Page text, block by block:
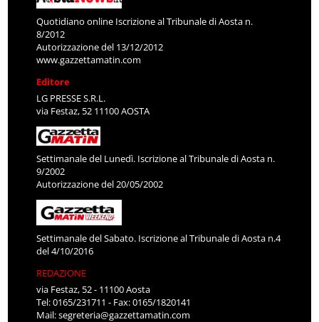
Quotidiano online Iscrizione al Tribunale di Aosta n.
8/2012
Autorizzazione del 13/12/2012
www.gazzettamatin.com
Editore
LG PRESSE S.R.L.
via Festaz, 52 11100 AOSTA
Settimanale del Lunedì. Iscrizione al Tribunale di Aosta n.
9/2002
Autorizzazione del 20/05/2002
Settimanale del Sabato. Iscrizione al Tribunale di Aosta n.4
del 4/10/2016
REDAZIONE
via Festaz, 52 - 11100 Aosta
Tel: 0165/231711 - Fax: 0165/1820141
Mail:segreteria@gazzettamatin.com